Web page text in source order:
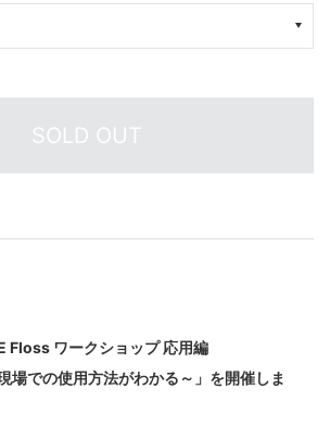
SOLD OUT
Floss ワークショップ 応用編
場での使用方法がわかる～」を開催しま